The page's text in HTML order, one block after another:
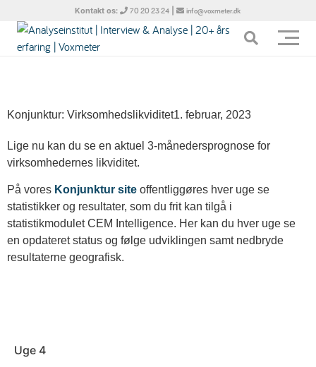
Kontakt os: 70 20 23 24 | info@voxmeter.dk
Konjunktur: Virksomhedslikviditet1. februar, 2023
Lige nu kan du se en aktuel 3-månedersprognose for
virksomhedernes likviditet.
På vores Konjunktur site offentliggøres hver uge se
statistikker og resultater, som du frit kan tilgå i
statistikmodulet CEM Intelligence. Her kan du hver uge se
en opdateret status og følge udviklingen samt nedbryde
resultaterne geografisk.
Uge 4